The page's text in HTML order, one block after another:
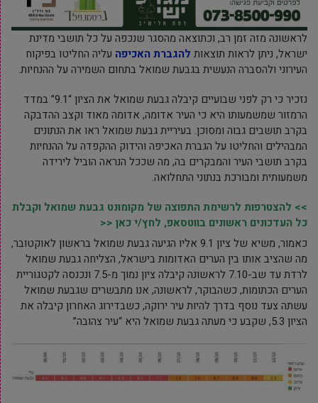
לראשונה מזה זמן רב, וכתוצאה מהסגר שנכפה על כל תושבי מדינת
ישראל, ניתן לראות תוצאות להגברת האכיפה עליה החליטו בפיקוח
העירוני ולהסברה הנעשית בגבעת שמואל בתחום השמירה על ההנחיות.
נזכיר כי רק לפני שבועיים קיבלה גבעת שמואל את הציון “9.1” במדד
הרמזור שמשמעותו היא כי העיר אדומה, אדומה מאוד וקצב ההדבקה
בקרב תושבים גבוה ומסוכן. בעיריית גבעת שמואל ראו את הנתונים
המבהילים והחליטו על הגברת האכיפה והידוק ההקפדה על ההנחיות
בקרב תושבי העיר והמבקרים בה, מה שככל הנראה הוביל לירידה
משמעותית ומבורכת בנתוני התחלואה.
>> להצטרפות לרשימת התפוצה של מקומונט גבעת שמואל וקבלת
כל העדכונים ראשונים בווטסאפ, לחץ/י כאן <<
כאמור, משיא של ציון 9.1 אליו הגיעה גבעת שמואל בראשון לאוקטובר,
מה שהציב אותו בין הערים האדומות בישראל, הצליחה גבעת שמואל
לרדת עד שב-7.10 לראשונה קיבלה ציון נמוך מ-7.5 ונכנסה לקטגוריית
הערים הכתומות, כשהבוקר, לראשונה, אנו מתבשרים שגבעת שמואל
עשתה צעד נוסף בדרך להיות עיר ירוקה, כשבדירוג האחרון קיבלה את
הציון 5.3, שקבע כי מעתה גבעת שמואל היא “עיר צהובה”